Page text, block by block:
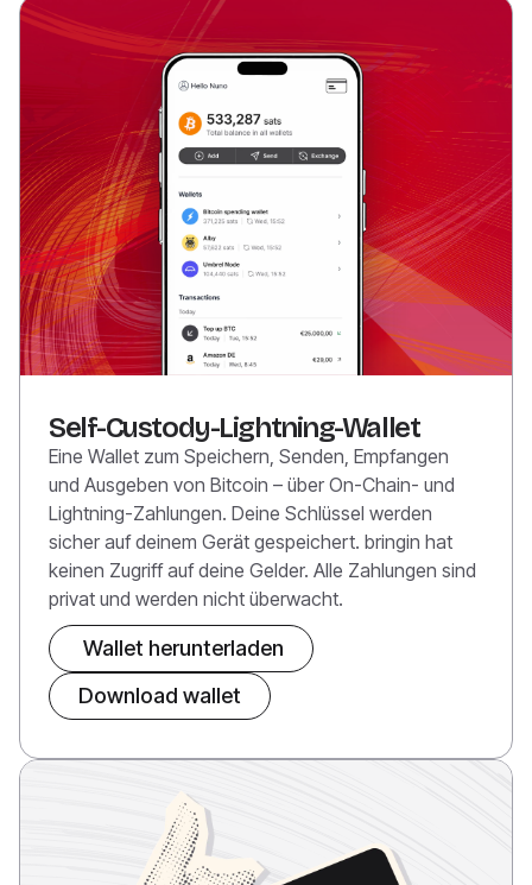
Self-Custody-Lightning-Wallet
Eine Wallet zum Speichern, Senden, Empfangen
und Ausgeben von Bitcoin – über On-Chain- und
Lightning-Zahlungen. Deine Schlüssel werden
sicher auf deinem Gerät gespeichert. bringin hat
keinen Zugriff auf deine Gelder. Alle Zahlungen sind
privat und werden nicht überwacht.
Wallet herunterladen
Download wallet